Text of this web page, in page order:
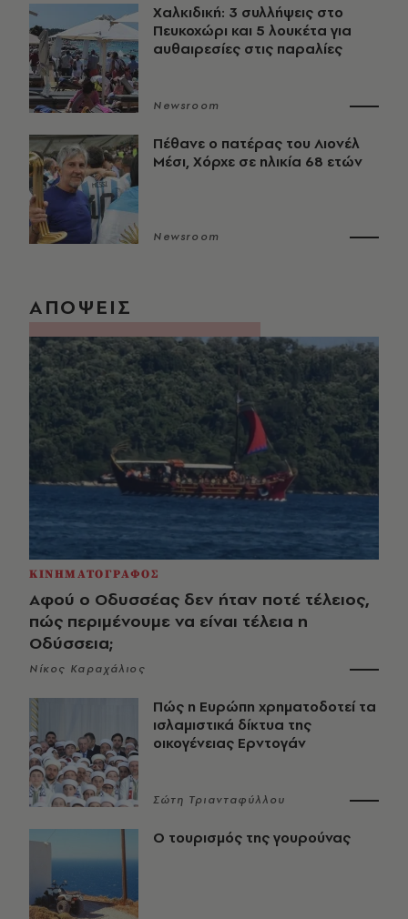
Χαλκιδική: 3 συλλήψεις στο
Πευκοχώρι και 5 λουκέτα για
αυθαιρεσίες στις παραλίες
Newsroom
Πέθανε ο πατέρας του Λιονέλ
Μέσι, Χόρχε σε ηλικία 68 ετών
Newsroom
ΑΠΟΨΕΙΣ
ΚΙΝΗΜΑΤΟΓΡΑΦΟΣ
Αφού ο Οδυσσέας δεν ήταν ποτέ τέλειος,
πώς περιμένουμε να είναι τέλεια η
Οδύσσεια;
Νίκος Καραχάλιος
Πώς η Ευρώπη χρηματοδοτεί τα
ισλαμιστικά δίκτυα της
οικογένειας Ερντογάν
Σώτη Τριανταφύλλου
Ο τουρισμός της γουρούνας